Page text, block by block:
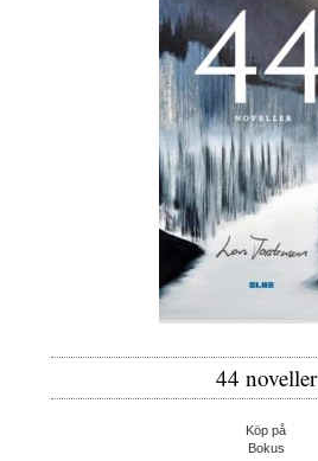
44 noveller
Köp på
Bokus